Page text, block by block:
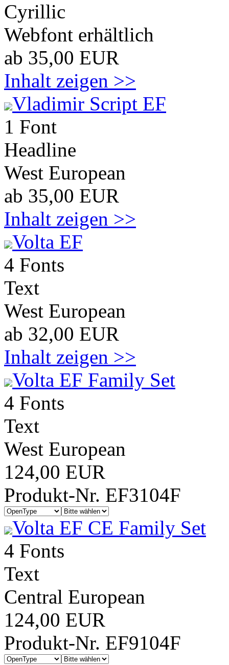
Cyrillic
Webfont erhältlich
ab 35,00 EUR
Inhalt zeigen >>
Vladimir Script EF
1 Font
Headline
West European
ab 35,00 EUR
Inhalt zeigen >>
Volta EF
4 Fonts
Text
West European
ab 32,00 EUR
Inhalt zeigen >>
Volta EF Family Set
4 Fonts
Text
West European
124,00 EUR
Produkt-Nr. EF3104F
Volta EF CE Family Set
4 Fonts
Text
Central European
124,00 EUR
Produkt-Nr. EF9104F